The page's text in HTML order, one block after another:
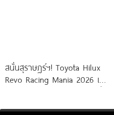
สนั่นสุราษฎร์ฯ! Toyota Hilux
Revo Racing Mania 2026 เปิด